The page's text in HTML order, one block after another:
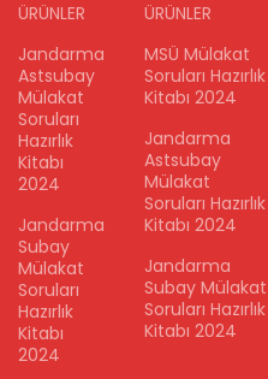
ÜRÜNLER
Jandarma
Astsubay
Mülakat
Soruları
Hazırlık
Kitabı
2024
Jandarma
Subay
Mülakat
Soruları
Hazırlık
Kitabı
2024
ÜRÜNLER
MSÜ Mülakat
Soruları Hazırlık
Kitabı 2024
Jandarma
Astsubay
Mülakat
Soruları Hazırlık
Kitabı 2024
Jandarma
Subay Mülakat
Soruları Hazırlık
Kitabı 2024